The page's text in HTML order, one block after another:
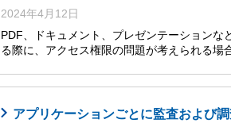
2024年4月12日
PDF、ドキュメント、プレゼンテーション
る際に、アクセス権限の問題が考えられる場
アプリケーションごとに監査および